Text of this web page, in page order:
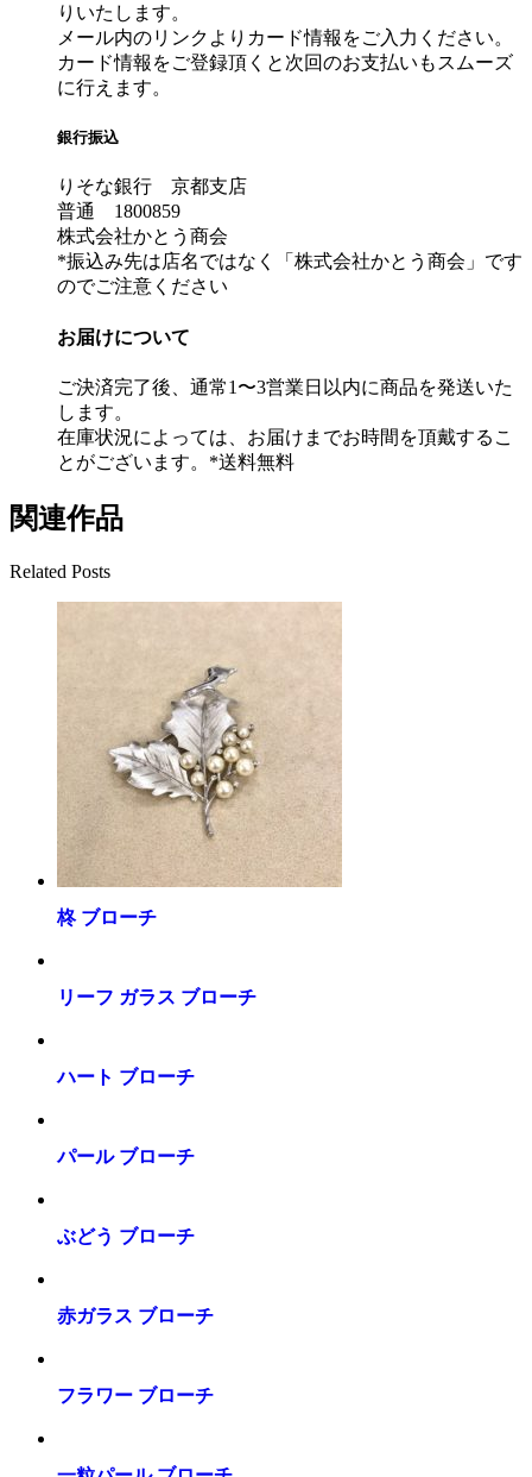
りいたします。
メール内のリンクよりカード情報をご入力ください。
カード情報をご登録頂くと次回のお支払いもスムーズ
に行えます。
銀行振込
りそな銀行 京都支店
普通 1800859
株式会社かとう商会
*振込み先は店名ではなく「株式会社かとう商会」です
のでご注意ください
お届けについて
ご決済完了後、通常1〜3営業日以内に商品を発送いた
します。
在庫状況によっては、お届けまでお時間を頂戴するこ
とがございます。*送料無料
関連作品
Related Posts
柊 ブローチ
リーフ ガラス ブローチ
ハート ブローチ
パール ブローチ
ぶどう ブローチ
赤ガラス ブローチ
フラワー ブローチ